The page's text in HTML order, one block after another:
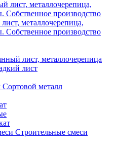
металлочерепица,
Собственное производство
лист, металлочерепица
лист
Сортовой металл
Строительные смеси